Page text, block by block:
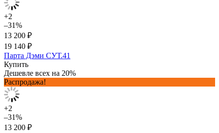
+2
–31%
13 200 ₽
19 140 ₽
Парта Дэми СУТ.41
Купить
Дешевле всех на 20%
Распродажа!
+2
–31%
13 200 ₽